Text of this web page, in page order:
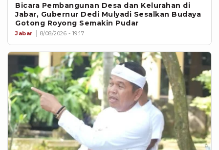
Bicara Pembangunan Desa dan Kelurahan di
Jabar, Gubernur Dedi Mulyadi Sesalkan Budaya
Gotong Royong Semakin Pudar
Jabar 8/08/2026 - 19:17